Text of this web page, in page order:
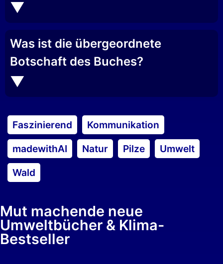
Was ist die übergeordnete
Botschaft des Buches?
Faszinierend
Kommunikation
madewithAI
Natur Pilze
Umwelt
Wald
Mut machende neue
Umweltbücher & Klima-
Bestseller